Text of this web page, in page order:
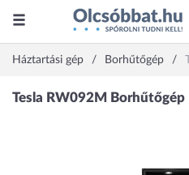
Háztartási gép Borhűtőgép